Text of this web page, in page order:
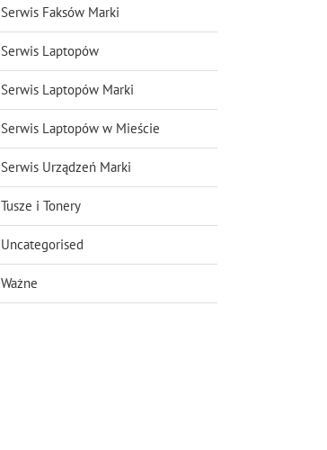
Serwis Faksów Marki
Serwis Laptopów
Serwis Laptopów Marki
Serwis Laptopów w Mieście
Serwis Urządzeń Marki
Tusze i Tonery
Uncategorised
Ważne